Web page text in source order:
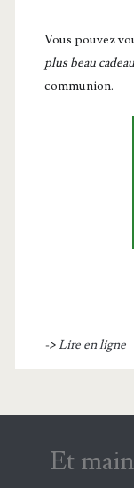
Vous pou­vez
plus beau cadeau
communion.
->Lire en ligne
Et